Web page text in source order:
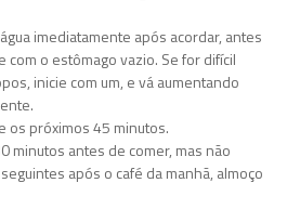
imediatamente após acordar, antes
com o estômago vazio. Se for difícil
inicie com um, e vá aumentando
os próximos 45 minutos.
minutos antes de comer, mas não
após o café da manhã, almoço